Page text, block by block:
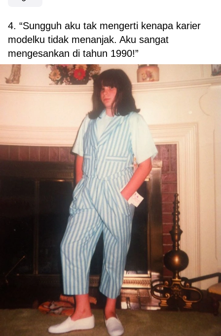
4. “Sungguh aku tak mengerti kenapa karier
modelku tidak menanjak. Aku sangat
mengesankan di tahun 1990!”